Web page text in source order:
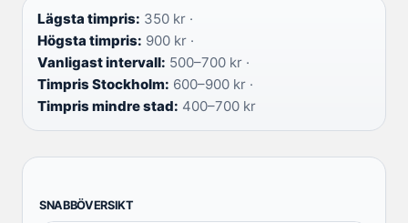
Lägsta timpris: 350 kr ·
Högsta timpris: 900 kr ·
Vanligast intervall: 500–700 kr ·
Timpris Stockholm: 600–900 kr ·
Timpris mindre stad: 400–700 kr
SNABBÖVERSIKT